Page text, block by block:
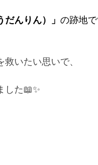
だんりん）」 の跡地
いたい思いで、
した📖✨